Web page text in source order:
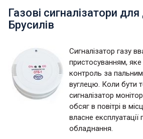
Газові сигналізатори
Брусилів
Сигналізатор газу
пристосуванням,
контроль за
вуглецю. Коли бути
сигналізатор
обсяг в повітрі в
власне експлуатації
обладнання.